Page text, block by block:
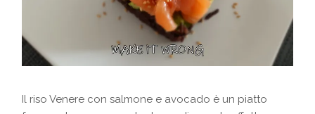
Il riso Venere con salmone e avocado è un piatto